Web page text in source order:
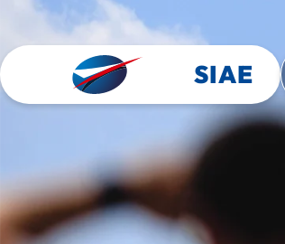
SIAE